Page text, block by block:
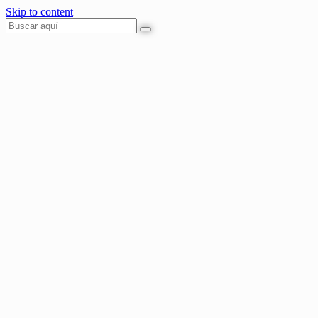
Skip to content